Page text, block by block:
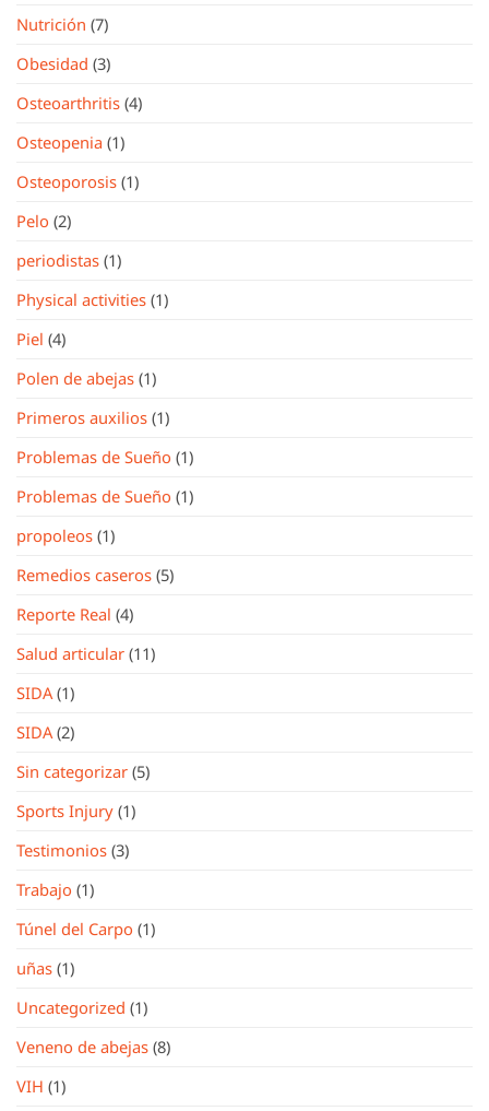
Nutrición (7)
Obesidad (3)
Osteoarthritis (4)
Osteopenia (1)
Osteoporosis (1)
Pelo (2)
periodistas (1)
Physical activities (1)
Piel (4)
Polen de abejas (1)
Primeros auxilios (1)
Problemas de Sueño (1)
Problemas de Sueño (1)
propoleos (1)
Remedios caseros (5)
Reporte Real (4)
Salud articular (11)
SIDA(1)
SIDA(2)
Sin categorizar (5)
Sports Injury (1)
Testimonios (3)
Trabajo (1)
Túnel del Carpo (1)
uñas (1)
Uncategorized (1)
Veneno de abejas (8)
VIH (1)